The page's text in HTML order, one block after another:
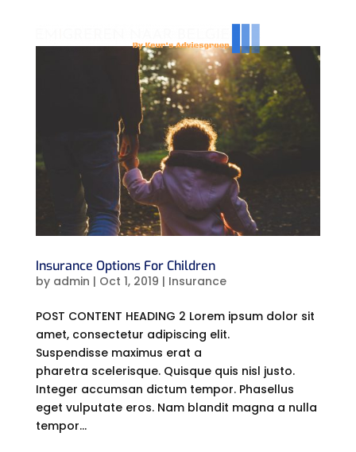
Insurance Options For Children
by admin | Oct 1, 2019 | Insurance
POST CONTENT HEADING 2 Lorem ipsum dolor sit
amet, consectetur adipiscing elit.
Suspendisse maximus erat a
pharetra scelerisque. Quisque quis nisl justo.
Integer accumsan dictum tempor. Phasellus
eget vulputate eros. Nam blandit magna a nulla
tempor...